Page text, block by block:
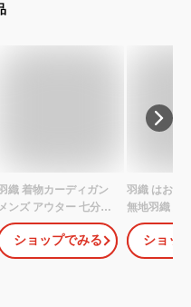
織 着物カーディガン
ンズ アウター 七分袖
和風 超薄手 トップス カ
ュアル 大きいサイズ
ゆったり 花火大会 夏祭
ショップでみる
羽織 はおり
無地羽織 男
ズ レディー
祭り 浴衣に
羽織 M/L/
ショッ